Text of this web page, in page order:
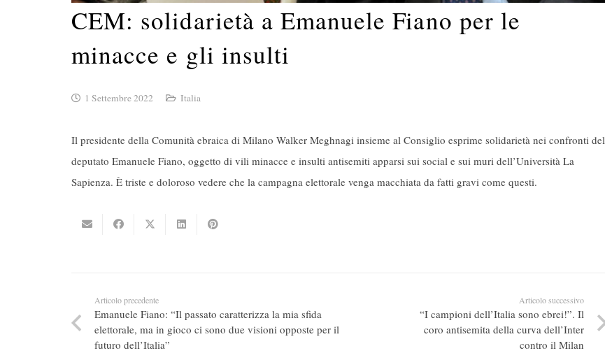
CEM: solidarietà a Emanuele Fiano per le
minacce e gli insulti
1 Settembre 2022 Italia
Il presidente della Comunità ebraica di Milano Walker Meghnagi insieme al Consiglio esprime solidarietà nei confronti del
deputato Emanuele Fiano, oggetto di vili minacce e insulti antisemiti apparsi sui social e sui muri dell’Università La
Sapienza. È triste e doloroso vedere che la campagna elettorale venga macchiata da fatti gravi come questi.
Articolo precedente
Emanuele Fiano: “Il passato caratterizza la mia sfida
elettorale, ma in gioco ci sono due visioni opposte per il
futuro dell’Italia”
Articolo successivo
“I campioni dell’Italia sono ebrei!”. Il
coro antisemita della curva dell’Inter
contro il Milan